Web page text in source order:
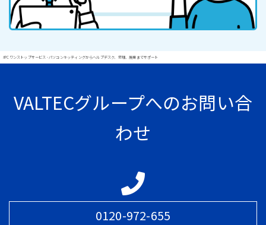
#PCワンストップサービス - パソコンキッティングからヘルプデスク、修理、廃棄までサポート
VALTECグループへのお問い合
わせ
0120-972-655